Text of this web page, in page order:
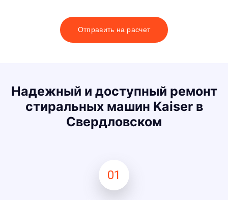
Отправить на расчет
Надежный и доступный ремонт
стиральных машин Kaiser в
Свердловском
01